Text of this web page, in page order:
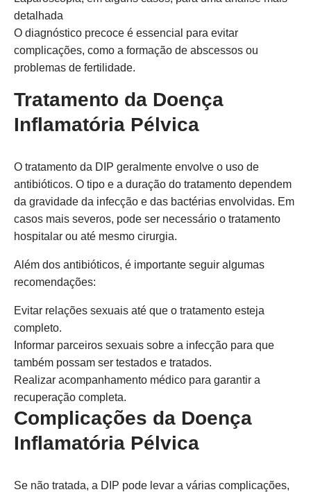
detalhada
O diagnóstico precoce é essencial para evitar
complicações, como a formação de abscessos ou
problemas de fertilidade.
Tratamento da Doença
Inflamatória Pélvica
O tratamento da DIP geralmente envolve o uso de
antibióticos. O tipo e a duração do tratamento dependem
da gravidade da infecção e das bactérias envolvidas. Em
casos mais severos, pode ser necessário o tratamento
hospitalar ou até mesmo cirurgia.
Além dos antibióticos, é importante seguir algumas
recomendações:
Evitar relações sexuais até que o tratamento esteja
completo.
Informar parceiros sexuais sobre a infecção para que
também possam ser testados e tratados.
Realizar acompanhamento médico para garantir a
recuperação completa.
Complicações da Doença
Inflamatória Pélvica
Se não tratada, a DIP pode levar a várias complicações,